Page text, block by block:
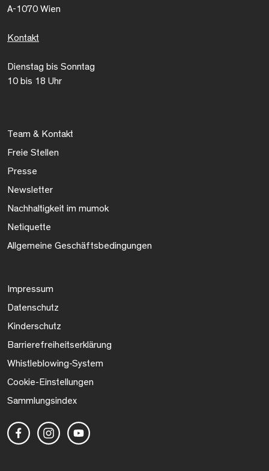
A-1070 Wien
Kontakt
Dienstag bis Sonntag
10 bis 18 Uhr
Team & Kontakt
Freie Stellen
Presse
Newsletter
Nachhaltigkeit im mumok
Netiquette
Allgemeine Geschäftsbedingungen
Impressum
Datenschutz
Kinderschutz
Barrierefreiheitserklärung
Whistleblowing-System
Cookie-Einstellungen
Sammlungsindex